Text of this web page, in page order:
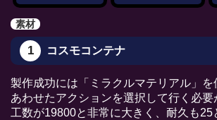
素材
1 コスモコンテナ
製作成功には「ミラクルマテリアル」を
あわせたアクションを選択して行く必
工数が19800と非常に大きく、耐久も25